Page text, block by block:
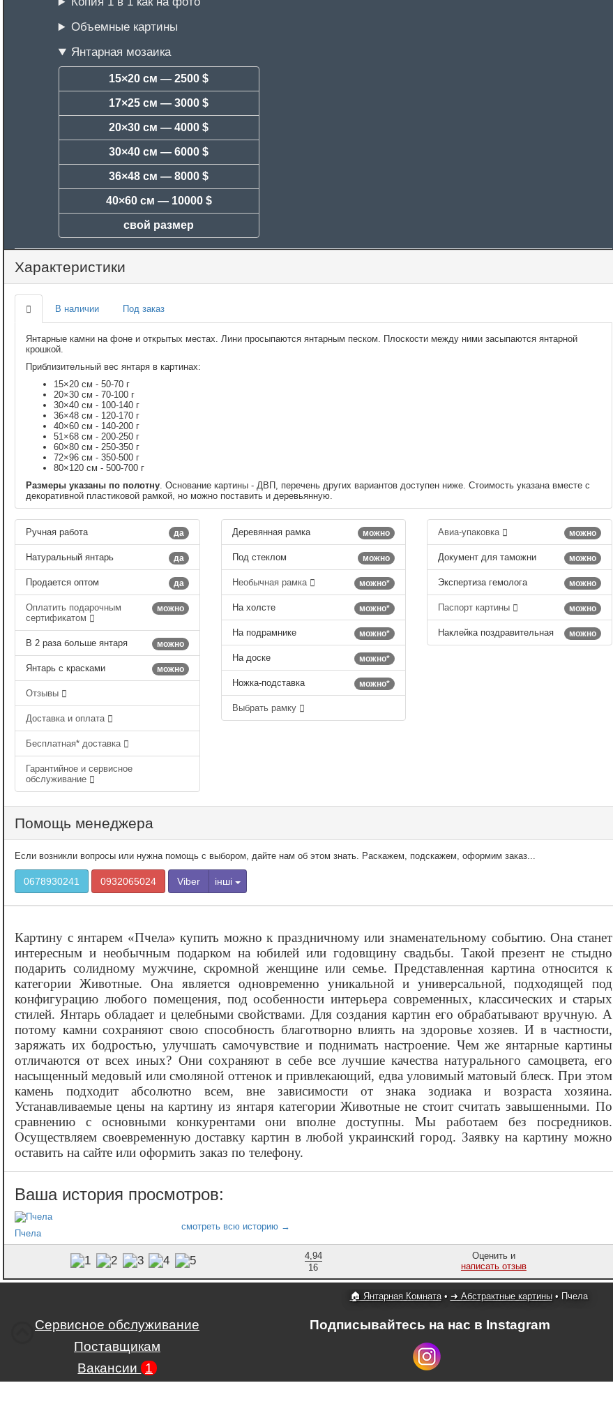
Объемные картины
Янтарная мозаика
15×20 см —2500 $
17×25 см —3000 $
20×30 см —4000 $
30×40 см —6000 $
36×48 см —8000 $
40×60 см — 10000 $
свой размер
Характеристики
В наличии Под заказ
Янтарные камни на фоне и открытых местах. Лини просыпаются янтарным песком. Плоскости между ними засыпаются янтарной
крошкой.
Приблизительный вес янтаря в картинах:
15×20 см - 50-70 г
20×30 см - 70-100 г
30×40 см - 100-140 г
36×48 см - 120-170 г
40×60 см - 140-200 г
51×68 см - 200-250 г
60×80 см - 250-350 г
72×96 см - 350-500 г
80×120 см - 500-700 г
Размеры указаны по полотну. Основание картины - ДВП, перечень других вариантов доступен ниже. Стоимость указана вместе с
декоративной пластиковой рамкой, но можно поставить и деревьянную.
да
Ручная работа
да
Натуральный янтарь
да
Продается оптом
можно
Оплатить подарочным
сертификатом
можно
В 2 раза больше янтаря
можно
Янтарь с красками
Отзывы
Доставка и оплата
Бесплатная* доставка
Гарантийное и сервисное
обслуживание
можно
Деревянная рамка
можно
Под стеклом
можно*
Необычная рамка
можно*
На холсте
можно*
На подрамнике
можно*
На доске
можно*
Ножка-подставка
Выбрать рамку
можно
Авиа-упаковка
можно
Документ для таможни
можно
Экспертиза гемолога
можно
Паспорт картины
можно
Наклейка поздравительная
Помощь менеджера
Если возникли вопросы или нужна помощь с выбором, дайте нам об этом знать. Раскажем, подскажем, оформим заказ...
0678930241 0932065024 Viber інші
Картину с янтарем «‎Пчела» купить можно к праздничному или знаменательному событию. Она станет
интересным и необычным подарком на юбилей или годовщину свадьбы. Такой презент не стыдно
подарить солидному мужчине, скромной женщине или семье. Представленная картина относится к
категории Животные. Она является одновременно уникальной и универсальной, подходящей под
конфигурацию любого помещения, под особенности интерьера современных, классических и старых
стилей. Янтарь обладает и целебными свойствами. Для создания картин его обрабатывают вручную. А
потому камни сохраняют свою способность благотворно влиять на здоровье хозяев. И в частности,
заряжать их бодростью, улучшать самочувствие и поднимать настроение. Чем же янтарные картины
отличаются от всех иных? Они сохраняют в себе все лучшие качества натурального самоцвета, его
насыщенный медовый или смоляной оттенок и привлекающий, едва уловимый матовый блеск. При этом
камень подходит абсолютно всем, вне зависимости от знака зодиака и возраста хозяина.
Устанавливаемые цены на картину из янтаря категории Животные не стоит считать завышенными. По
сравнению с основными конкурентами они вполне доступны. Мы работаем без посредников.
Осуществляем своевременную доставку картин в любой украинский город. Заявку на картину можно
оставить на сайте или оформить заказ по телефону.
Пчела
4,94
16
Оценить и
написать отзыв
🏠 Янтарная Комната• ➜ Абстрактные картины• Пчела
Сервисное обслуживание
Поставщикам
Вакансии 1
Подписывайтесь на нас в Instagram